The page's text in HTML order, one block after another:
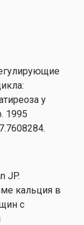
у
1995
JP.
кальция в
с